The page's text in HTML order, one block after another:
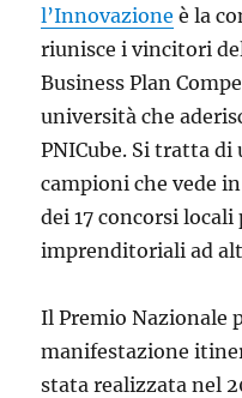
l’Innovazione è la
riunisce i vincitori
Business Plan
università che
PNICube. Si tratta di
campioni che vede
dei 17 concorsi
imprenditoriali ad
Il Premio Nazionale
manifestazione
stata realizzata nel